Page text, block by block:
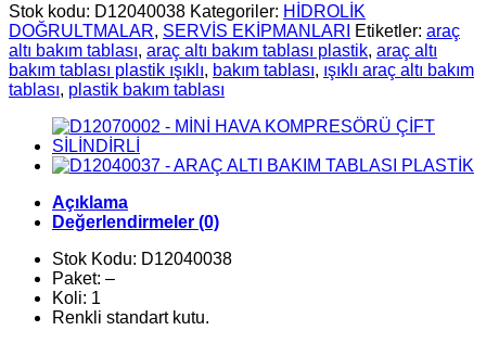
Stok kodu: D12040038 Kategoriler: HİDROLİK
DOĞRULTMALAR, SERVİS EKİPMANLARI Etiketler: araç
altı bakım tablası, araç altı bakım tablası plastik, araç altı
bakım tablası plastik ışıklı, bakım tablası, ışıklı araç altı bakım
tablası, plastik bakım tablası
Açıklama
Değerlendirmeler (0)
Stok Kodu: D12040038
Paket: –
Koli: 1
Renkli standart kutu.